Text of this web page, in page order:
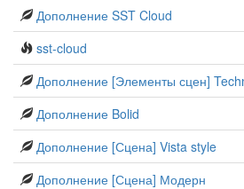
Дополнение SST Cloud
sst-cloud
Дополнение [Элементы сцен]
Дополнение Bolid
Дополнение [Сцена] Vista style
Дополнение [Сцена] Модерн